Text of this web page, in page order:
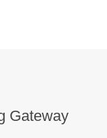
Gateway